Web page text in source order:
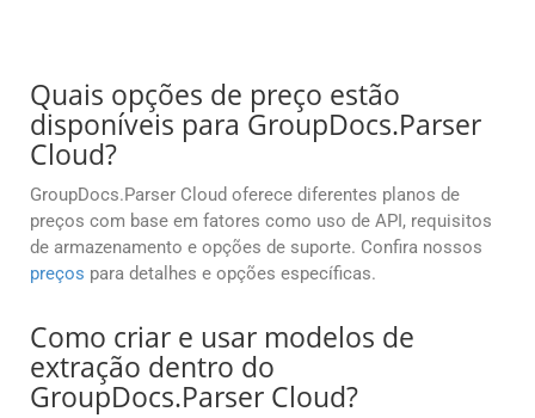
Quais opções de preço estão
disponíveis para GroupDocs.Parser
Cloud?
GroupDocs.Parser Cloud oferece diferentes planos de
preços com base em fatores como uso de API, requisitos
de armazenamento e opções de suporte. Confira nossos
preços para detalhes e opções específicas.
Como criar e usar modelos de
extração dentro do
GroupDocs.Parser Cloud?